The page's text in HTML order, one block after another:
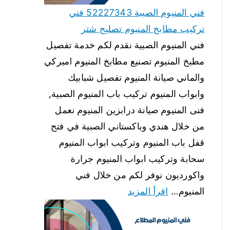
فني المنيوم الصبية 52227343 فني
تركيب مطابخ المنيوم تصليح شتر
فني المنيوم الصبية نقدم لكم خدمة تفصيل
مطبخ المنيوم تصنيع مطابخ المنيوم اميركي
والماني صيانة المنيوم تفصيل شبابيك
وابواب المنيوم تركيب باب المنيوم الصبية,
فنى المنيوم صيانة درابزين المنيوم نعمل
من خلال هندي وباكستاني الصبية في فتح
قفل باب المنيوم وتركيب ابواب المنيوم
سحابة وتركيب ابواب المنيوم جرارة
واكورديون نوفر لكم من خلال فني
المنيوم… اقرأ المزيد